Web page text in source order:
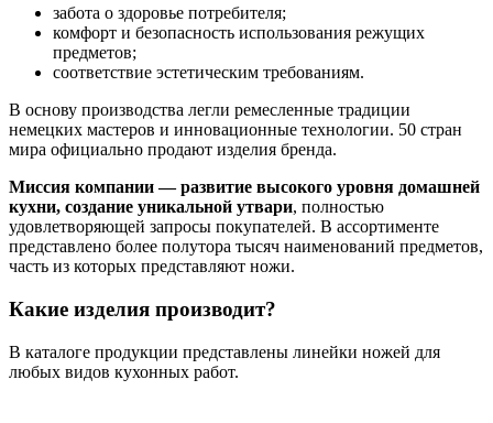
забота о здоровье потребителя;
комфорт и безопасность использования режущих
предметов;
соответствие эстетическим требованиям.
В основу производства легли ремесленные традиции
немецких мастеров и инновационные технологии. 50 стран
мира официально продают изделия бренда.
Миссия компании — развитие высокого уровня домашней
кухни, создание уникальной утвари, полностью
удовлетворяющей запросы покупателей. В ассортименте
представлено более полутора тысяч наименований предметов,
часть из которых представляют ножи.
Какие изделия производит?
В каталоге продукции представлены линейки ножей для
любых видов кухонных работ.